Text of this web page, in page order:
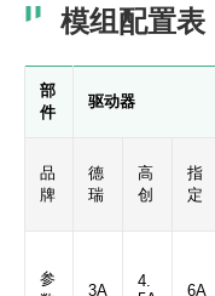
模组配置表
部
件
驱动器
品
牌
德
瑞
高
创
指
定
参
3A
4.
6A